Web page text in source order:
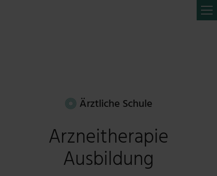
Ärztliche Schule
Arzneitherapie
Ausbildung